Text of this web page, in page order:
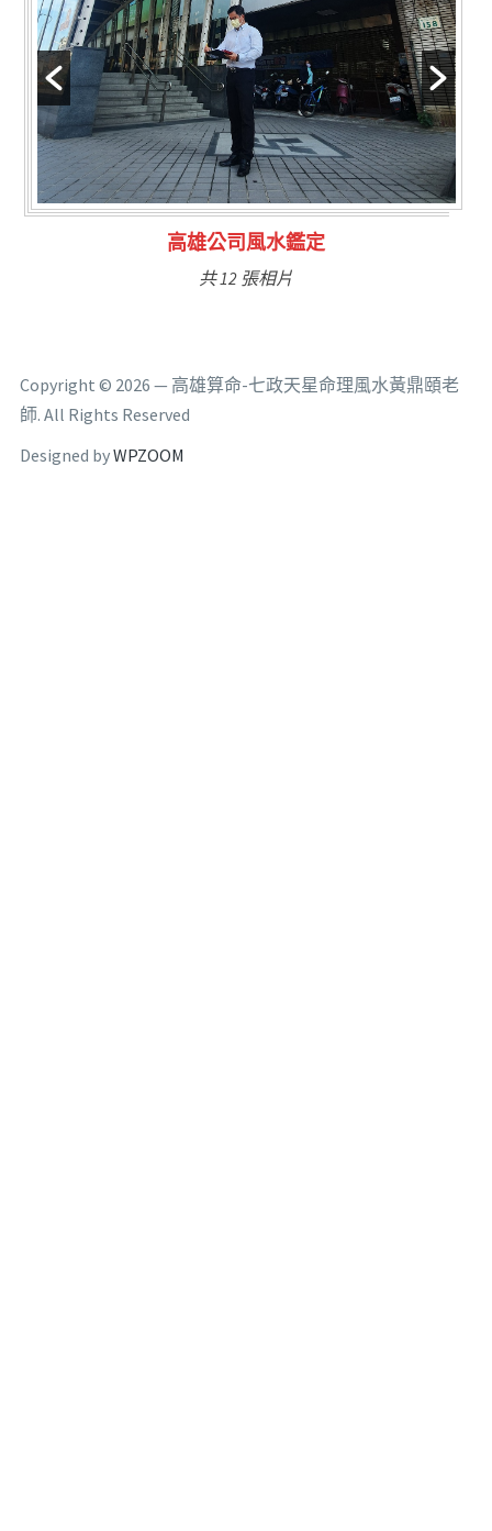
林氏福主量子生基造
Copyright © 2026 — 高雄算命-七政天星命理風水黃鼎頤老
師. All Rights Reserved
Designed byWPZOOM